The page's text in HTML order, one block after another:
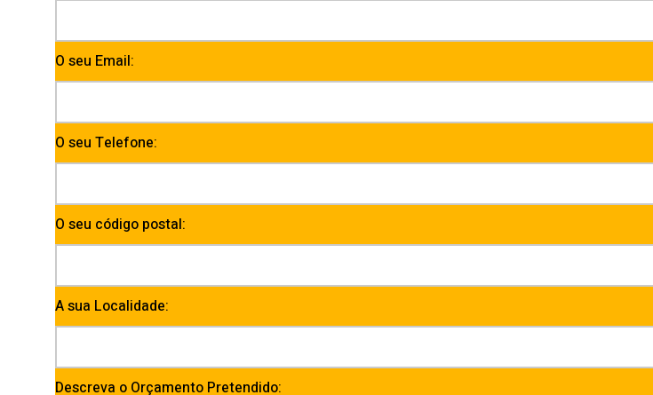
O seu Email:
O seu Telefone:
O seu código postal:
A sua Localidade:
Descreva o Orçamento Pretendido: